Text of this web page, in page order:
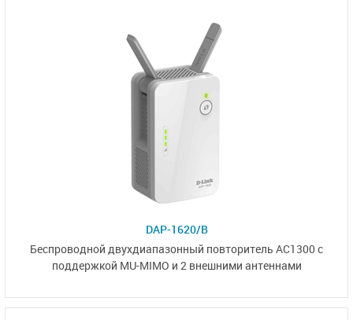
DAP-1620/B
Беспроводной двухдиапазонный повторитель АС1300 c
поддержкой MU-MIMO и 2 внешними антеннами